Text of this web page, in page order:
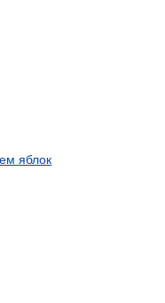
яблок